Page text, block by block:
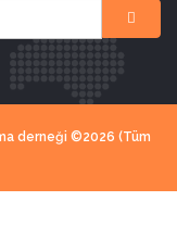
derneği ©2026 (Tüm